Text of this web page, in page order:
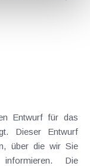
über die wir Sie
Die